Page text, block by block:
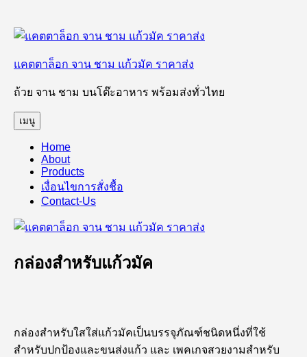
ข้าม
ยัง
บทความ
แคตตาล็อก จาน ชาม แก้วมัค ราคาส่ง
ถ้วย จาน ชาม บนโต๊ะอาหาร พร้อมส่งทั่วไทย
เมนู
Home
About
Products
เงื่อนไขการสั่งชื้อ
Contact-Us
กล่องสำหรับแก้วมัค
กล่องสำหรับใสใส่แก้วมัคเป็นบรรจุภัณฑ์ชนิดหนึ่งที่ใช้
สำหรับปกป้องและขนส่งแก้ว และ เพคเกจสวยงามสำหรับ